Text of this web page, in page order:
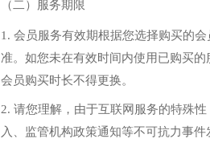
（二）服务期限
1. 会员服务有效期根据您选择购买的
准。如您未在有效时间内使用已购买
会员购买时长不得更换。
2. 请您理解，由于互联网服务的特殊
入、监管机构政策通知等不可抗力事